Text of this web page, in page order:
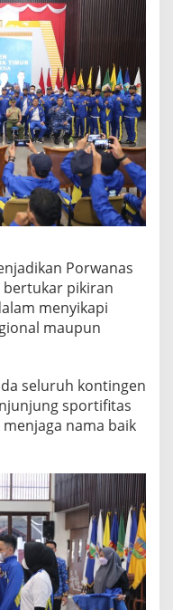
Porwanas
bertukar pikiran
menyikapi
maupun
seluruh kontingen
sportifitas
nama baik